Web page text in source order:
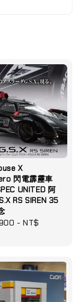
X
閃電霹靂車
UNITED 阿
RS SIREN 35
-NT$